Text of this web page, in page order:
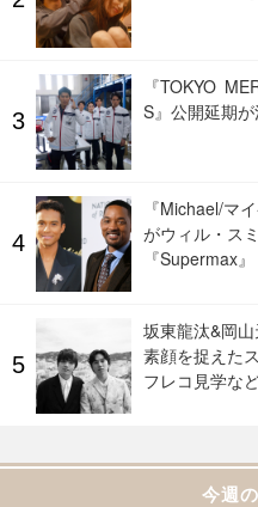
『TOKYO
S』公開延期が
『Michael/マ
がウィル・ス
『Supermax』
坂東龍汰&岡
素顔を捉えた
フレコ見学な
今週